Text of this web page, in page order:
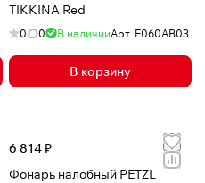
TIKKINA Red
0 0 В наличииАрт. E060AB03
В корзину
6 814 ₽
Фонарь налобный PETZL